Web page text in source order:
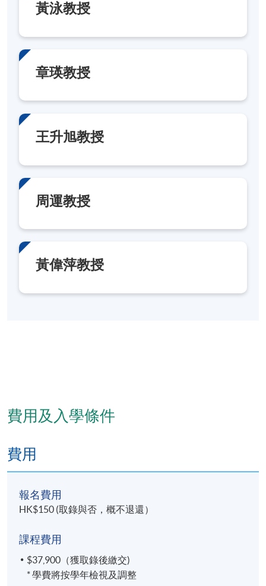
黃泳教授
章瑛教授
王升旭教授
周運教授
黃偉萍教授
費用及入學條件
費用
報名費用
HK$150 (取錄與否，概不退還）
課程費用
$37,900（獲取錄後繳交)
* 學費將按學年檢視及調整